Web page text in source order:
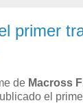
primer
de Macross
el